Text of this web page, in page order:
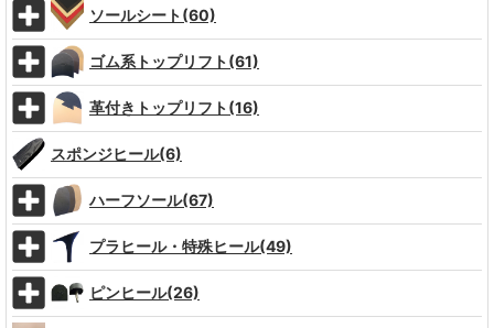
ソールシート(60)
ゴム系トップリフト(61)
革付きトップリフト(16)
スポンジヒール(6)
ハーフソール(67)
プラヒール・特殊ヒール(49)
ピンヒール(26)